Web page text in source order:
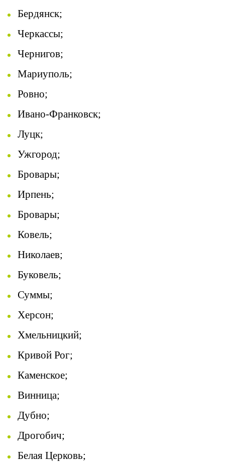
Бердянск;
Черкассы;
Чернигов;
Мариуполь;
Ровно;
Ивано-Франковск;
Луцк;
Ужгород;
Бровары;
Ирпень;
Бровары;
Ковель;
Николаев;
Буковель;
Суммы;
Херсон;
Хмельницкий;
Кривой Рог;
Каменское;
Винница;
Дубно;
Дрогобич;
Белая Церковь;